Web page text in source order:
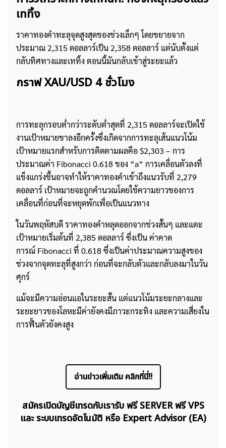
เททิ้ง
ราคาทองคำทะลุจุดสูงสุดของช่วงเล็กๆ โดยขยายจาก
ประมาณ 2,315 ดอลลาร์เป็น 2,358 ดอลลาร์ แต่นับตั้งแต่
กลับทิศทางและเททิ้ง ตอนนี้มันกลับเข้าสู่ระยะแล้ว
กราฟ XAU/USD 4 ชั่วโมง
การทะลุกรอบต่ำกว่าระดับต่ำสุดที่ 2,315 ดอลลาร์จะเปิดใช้
งานเป้าหมายขาลงอีกครั้งซึ่งเกิดจากการทะลุเส้นแนวโน้ม
เป้าหมายแรกสำหรับการติดตามผลคือ $2,303 – การ
ประมาณค่า Fibonacci 0.618 ของ “a” การเคลื่อนตัวลงที่
แข็งแกร่งขึ้นอาจทำให้ราคาทองคำเข้าถึงแนวรับที่ 2,279
ดอลลาร์ เป้าหมายจะถูกคำนวณโดยใช้ความยาวของการ
เคลื่อนที่ก่อนที่จะหยุดพักเพื่อเป็นแนวทาง
ในวันพฤหัสบดี ราคาทองคำหลุดออกจากช่วงสั้นๆ และแตะ
เป้าหมายเริ่มต้นที่ 2,385 ดอลลาร์ ซึ่งเป็น ค่าคาด
การณ์ Fibonacci ที่ 0.618 ซึ่งเป็นค่าประมาณความสูงของ
ช่วงจากจุดทะลุที่สูงกว่า ก่อนที่จะกลับตัวและกลับลงมาในวัน
ศุกร์
แม้จะมีความอ่อนแอในระยะสั้น แต่แนวโน้มระยะกลางและ
ระยะยาวของโลหะมีค่ายังคงมีภาวะกระทิง และความเสี่ยงใน
การฟื้นตัวยังคงสูง
อ่านข่าวเพิ่มเติม คลิกที่นี่!!
สมัครเปิดบัญชีเทรดกับเรารับ ฟรี SERVER ฟรี VPS
และ ระบบเทรดอัตโนมัติ หรือ Expert Advisor (EA)